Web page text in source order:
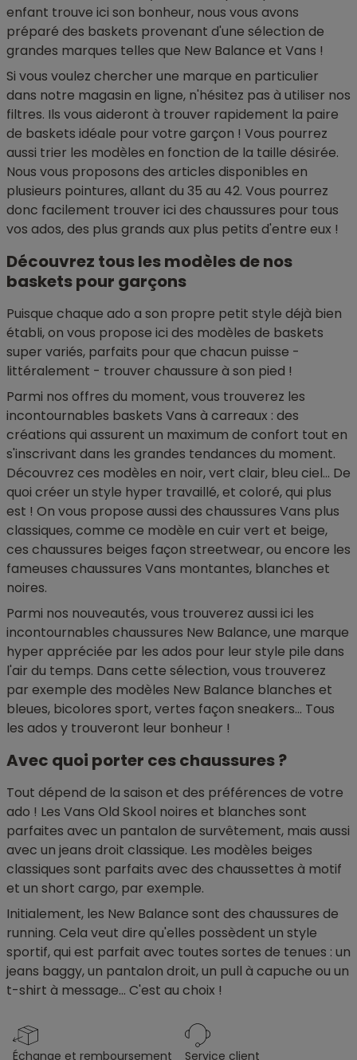
enfant trouve ici son bonheur, nous vous avons
préparé des baskets provenant d'une sélection de
grandes marques telles que New Balance et Vans !
Si vous voulez chercher une marque en particulier
dans notre magasin en ligne, n'hésitez pas à utiliser nos
filtres. Ils vous aideront à trouver rapidement la paire
de baskets idéale pour votre garçon ! Vous pourrez
aussi trier les modèles en fonction de la taille désirée.
Nous vous proposons des articles disponibles en
plusieurs pointures, allant du 35 au 42. Vous pourrez
donc facilement trouver ici des chaussures pour tous
vos ados, des plus grands aux plus petits d'entre eux !
Découvrez tous les modèles de nos
baskets pour garçons
Puisque chaque ado a son propre petit style déjà bien
établi, on vous propose ici des modèles de baskets
super variés, parfaits pour que chacun puisse -
littéralement - trouver chaussure à son pied !
Parmi nos offres du moment, vous trouverez les
incontournables baskets Vans à carreaux : des
créations qui assurent un maximum de confort tout en
s'inscrivant dans les grandes tendances du moment.
Découvrez ces modèles en noir, vert clair, bleu ciel... De
quoi créer un style hyper travaillé, et coloré, qui plus
est ! On vous propose aussi des chaussures Vans plus
classiques, comme ce modèle en cuir vert et beige,
ces chaussures beiges façon streetwear, ou encore les
fameuses chaussures Vans montantes, blanches et
noires.
Parmi nos nouveautés, vous trouverez aussi ici les
incontournables chaussures New Balance, une marque
hyper appréciée par les ados pour leur style pile dans
l'air du temps. Dans cette sélection, vous trouverez
par exemple des modèles New Balance blanches et
bleues, bicolores sport, vertes façon sneakers... Tous
les ados y trouveront leur bonheur !
Avec quoi porter ces chaussures ?
Tout dépend de la saison et des préférences de votre
ado ! Les Vans Old Skool noires et blanches sont
parfaites avec un pantalon de survêtement, mais aussi
avec un jeans droit classique. Les modèles beiges
classiques sont parfaits avec des chaussettes à motif
et un short cargo, par exemple.
Initialement, les New Balance sont des chaussures de
running. Cela veut dire qu'elles possèdent un style
sportif, qui est parfait avec toutes sortes de tenues : un
jeans baggy, un pantalon droit, un pull à capuche ou un
t-shirt à message... C'est au choix !
échange et remboursement service client